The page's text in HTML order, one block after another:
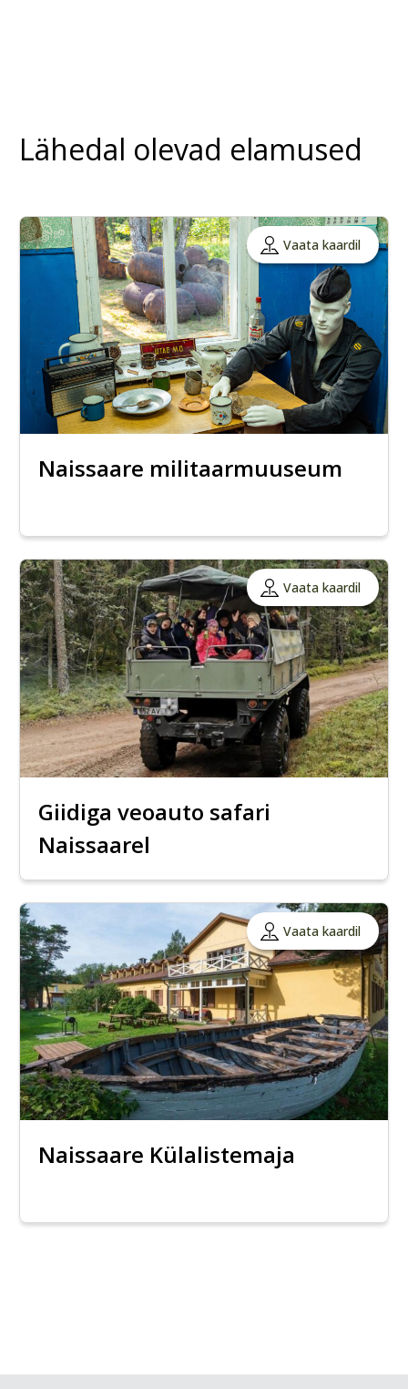
Lähedal olevad elamused
Vaata kaardil
Naissaare militaarmuuseum
Vaata kaardil
Giidiga veoauto safari
Naissaarel
Vaata kaardil
Naissaare Külalistemaja